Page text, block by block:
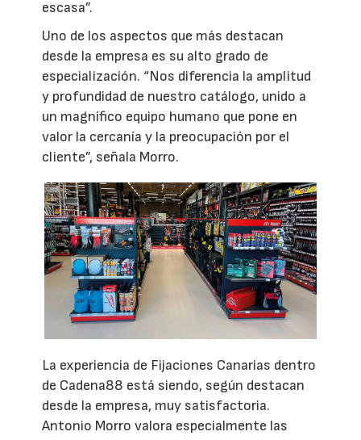
escasa”.
Uno de los aspectos que más destacan
desde la empresa es su alto grado de
especialización. “Nos diferencia la amplitud
y profundidad de nuestro catálogo, unido a
un magnífico equipo humano que pone en
valor la cercanía y la preocupación por el
cliente”, señala Morro.
La experiencia de Fijaciones Canarias dentro
de Cadena88 está siendo, según destacan
desde la empresa, muy satisfactoria.
Antonio Morro valora especialmente las